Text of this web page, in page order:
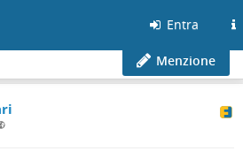
Entra
Menzione